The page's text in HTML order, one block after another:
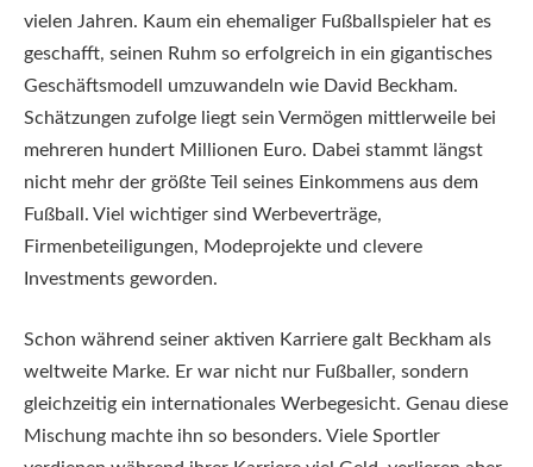
vielen Jahren. Kaum ein ehemaliger Fußballspieler hat es
geschafft, seinen Ruhm so erfolgreich in ein gigantisches
Geschäftsmodell umzuwandeln wie David Beckham.
Schätzungen zufolge liegt sein Vermögen mittlerweile bei
mehreren hundert Millionen Euro. Dabei stammt längst
nicht mehr der größte Teil seines Einkommens aus dem
Fußball. Viel wichtiger sind Werbeverträge,
Firmenbeteiligungen, Modeprojekte und clevere
Investments geworden.
Schon während seiner aktiven Karriere galt Beckham als
weltweite Marke. Er war nicht nur Fußballer, sondern
gleichzeitig ein internationales Werbegesicht. Genau diese
Mischung machte ihn so besonders. Viele Sportler